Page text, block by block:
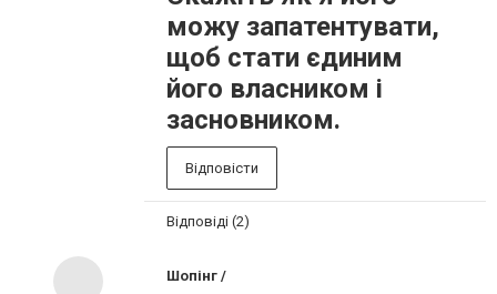
можу запатентувати,
щоб стати єдиним
його власником і
засновником.
Відповісти
Відповіді (2)
Шопінг /